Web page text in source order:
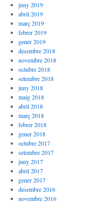
juny 2019
abril 2019
març 2019
febrer 2019
gener 2019
desembre 2018
novembre 2018
octubre 2018
setembre 2018
juny 2018
maig 2018
abril 2018
març 2018
febrer 2018
gener 2018
octubre 2017
setembre 2017
juny 2017
abril 2017
gener 2017
desembre 2016
novembre 2016